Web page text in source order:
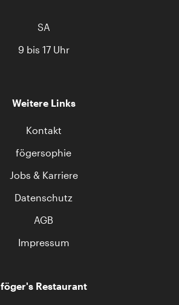
SA
9 bis 17 Uhr
Weitere Links
Kontakt
fögersophie
Jobs & Karriere
Datenschutz
AGB
Impressum
föger's Restaurant